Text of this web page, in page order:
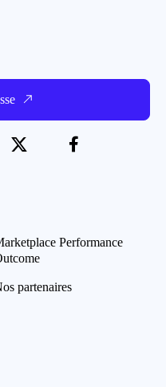
Performance
partenaires